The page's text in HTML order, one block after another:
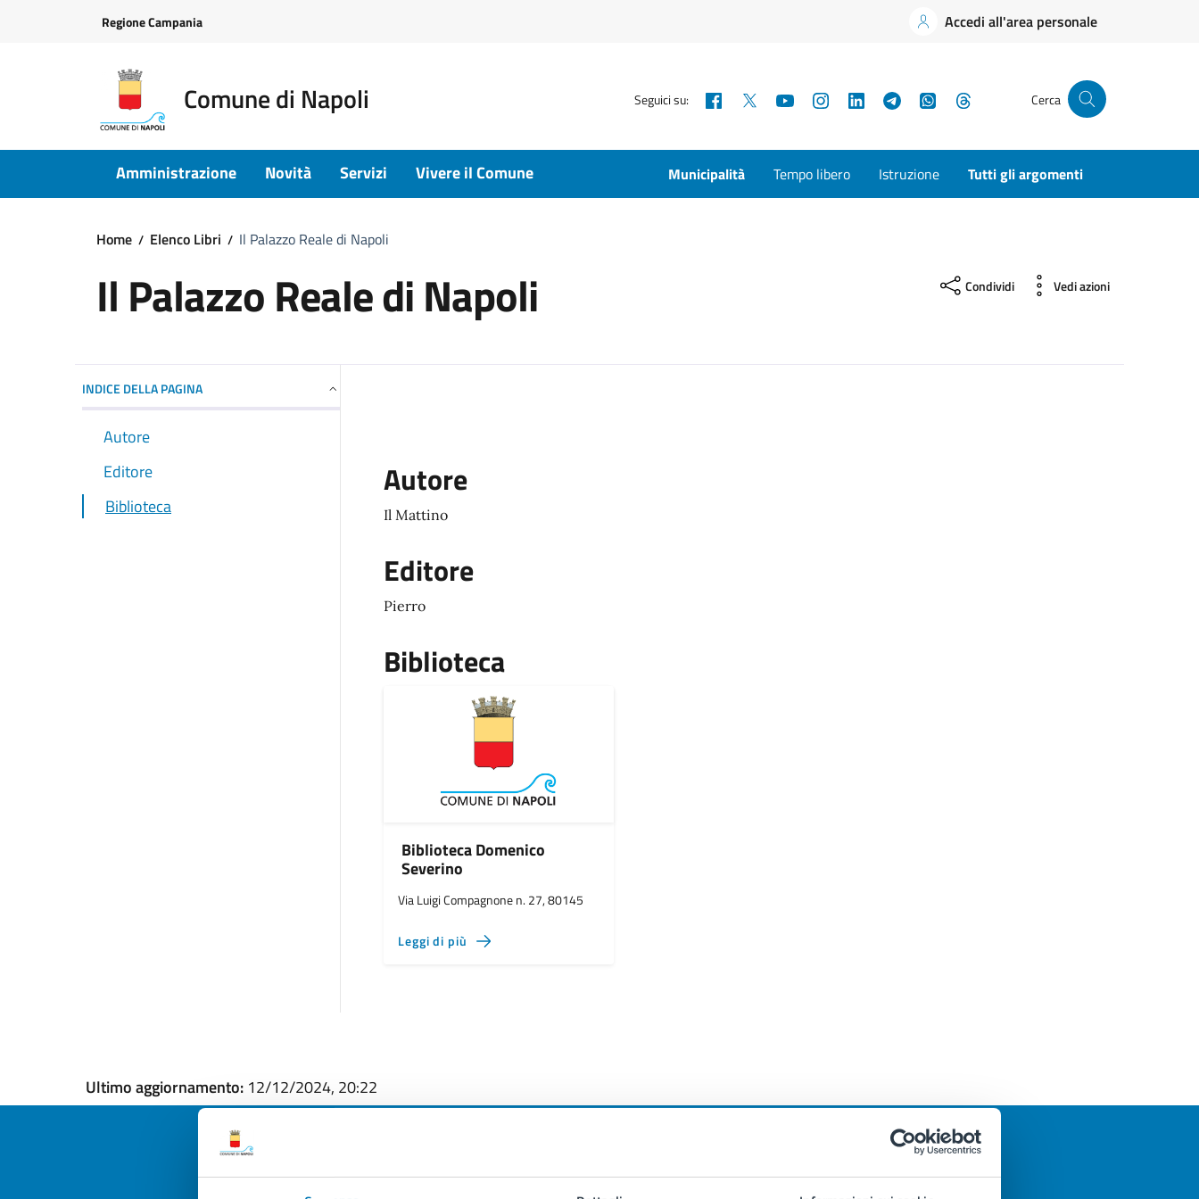
Regione Campania Accedi all'area personale
Comune di Napoli Seguici su: Facebook YouTubeInstagramLinkedInTelegramWhatsApp Cerca
Amministrazione Novità Servizi Vivere il Comune Municipalità Tempo libero Istruzione Tutti gli argomenti
Home Elenco Libri Il Palazzo Reale di Napoli
Il Palazzo Reale di Napoli Condividi Vedi azioni
INDICE DELLA PAGINA
Autore
Editore
Biblioteca
Autore
Il Mattino
Editore
Pierro
Biblioteca
Biblioteca Domenico
Severino
Via Luigi Compagnone n. 27, 80145
Leggi di più
Ultimo aggiornamento: 12/12/2024, 20:22